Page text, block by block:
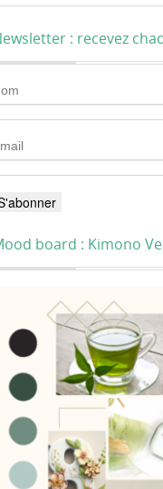
: recevez
board : Kimono